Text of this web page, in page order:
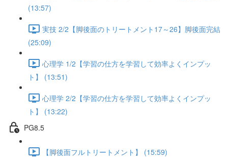
(13:57)
実技 2/2【脚後面のトリートメント17～26】脚後面完結
(25:09)
心理学 1/2【学習の仕方を学習して効率よくインプッ
ト】 (13:51)
心理学 2/2【学習の仕方を学習して効率よくインプッ
ト】 (13:22)
PG8.5
【脚後面フルトリートメント】 (15:59)